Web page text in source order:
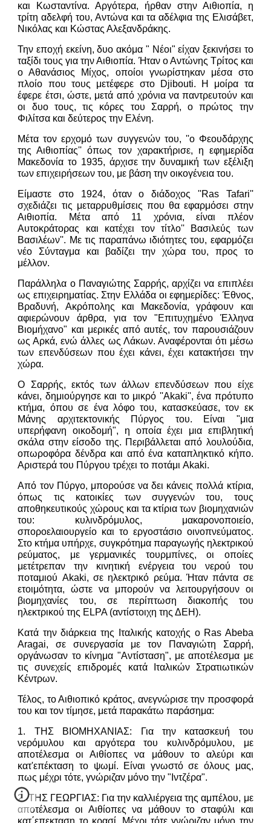
και Κωσταντίνα. Αργότερα, ήρθαν στην Αιθιοπία, η
τρίτη αδελφή του, Αντώνα και τα αδέλφια της Ελισάβετ,
Νικόλας και Κώστας Αλεξανδράκης.
Την εποχή εκείνη, δυο ακόμα " Νέοι" είχαν ξεκινήσει το
ταξίδι τους για την Αιθιοπία. Ήταν ο Αντώνης Τρίτος και
ο Αθανάσιος Μίχος, οποίοι γνωρίστηκαν μέσα στο
πλοίο που τους μετέφερε στο Djibouti. Η μοίρα τα
έφερε έτσι, ώστε, μετά από χρόνια να παντρευτούν και
οι δυο τους, τις κόρες του Σαρρή, ο πρώτος την
Φιλίτσα και δεύτερος την Ελένη.
Μέτα τον ερχομό των συγγενών του, ''ο Φεουδάρχης
της Αιθιοπίας'' όπως τον χαρακτήρισε, η εφημερίδα
Μακεδονία το 1935, άρχισε την δυναμική των εξέλιξη
των επιχειρήσεων του, με βάση την οικογένεια του.
Είμαστε στο 1924, όταν ο διάδοχος ''Ras Tafari''
σχεδιάζει τις μεταρρυθμίσεις που θα εφαρμόσει στην
Αιθιοπία. Μέτα από 11 χρόνια, είναι πλέον
Αυτοκράτορας και κατέχει τον τίτλο'' Βασιλεύς των
Βασιλέων''. Με τις παραπάνω ιδιότητες του, εφαρμόζει
νέο Σύνταγμα και βαδίζει την χώρα του, προς το
μέλλον.
Παράλληλα ο Παναγιώτης Σαρρής, αρχίζει να επιπλέει
ως επιχειρηματίας. Στην Ελλάδα οι εφημερίδες: Έθνος,
Βραδυνή, Ακρόπολης και Μακεδονία, γράφουν και
αφιερώνουν άρθρα, για τον "Επιτυχημένο Έλληνα
Βιομήχανο" και μερικές από αυτές, τον παρουσιάζουν
ως Αρκά, ενώ άλλες ως Λάκων. Αναφέρονται ότι μέσω
των επενδύσεων που έχει κάνει, έχει κατακτήσει την
χώρα.
Ο Σαρρής, εκτός των άλλων επενδύσεων που είχε
κάνει, δημιούργησε και το μικρό ''Akaki'', ένα πρότυπο
κτήμα, όπου σε ένα λόφο του, κατασκεύασε, τον εκ
Μάνης αρχιτεκτονικής Πύργος του. Είναι "μια
υπερήφανη οικοδομή", η οποία έχει μια επιβλητική
σκάλα στην είσοδο της. Περιβάλλεται από λουλούδια,
οπωροφόρα δένδρα και από ένα καταπληκτικό κήπο.
Αριστερά του Πύργου τρέχει το ποτάμι Akaki.
Από τον Πύργο, μπορούσε να δει κάνεις πολλά κτίρια,
όπως τις κατοικίες των συγγενών του, τους
αποθηκευτικούς χώρους και τα κτίρια των βιομηχανιών
του: κυλινδρόμυλος, μακαρονοποιείο,
σποροελαιουργείο και το εργοστάσιο οινοπνεύματος.
Στο κτήμα υπήρχε, συγκρότημα παραγωγής ηλεκτρικού
ρεύματος, με γερμανικές τουρμπίνες, οι οποίες
μετέτρεπαν την κινητική ενέργεια του νερού του
ποταμιού Akaki, σε ηλεκτρικό ρεύμα. Ήταν πάντα σε
ετοιμότητα, ώστε να μπορούν να λειτουργήσουν οι
βιομηχανίες του, σε περίπτωση διακοπής του
ηλεκτρικού της ELPA (αντίστοιχη της ΔΕΗ).
Κατά την διάρκεια της Ιταλικής κατοχής o Ras Abeba
Aragai, σε συνεργασία με τον Παναγιώτη Σαρρή,
οργάνωσαν το κίνημα "Αντίσταση", με αποτέλεσμα με
τις συνεχείς επιδρομές κατά Ιταλικών Στρατιωτικών
Κέντρων.
Τέλος, το Αιθιοπικό κράτος, ανεγνώρισε την προσφορά
του και τον τίμησε, μετά παρακάτω παράσημα:
1. ΤΗΣ ΒΙΟΜΗΧΑΝΙΑΣ: Για την κατασκευή του
νερόμυλου και αργότερα του κυλινδρόμυλου, με
αποτέλεσμα οι Αιθίοπες να μάθουν το αλεύρι και
κατ'επέκταση το ψωμί. Είναι γνωστό σε όλους μας,
πως μέχρι τότε, γνώριζαν μόνο την "Ιντζέρα".
2. ΤΗΣ ΓΕΩΡΓΙΑΣ: Για την καλλιέργεια της αμπέλου, με
αποτέλεσμα οι Αιθίοπες να μάθουν το σταφύλι και
κατ΄επεκταση το κρασί. Μέχρι τότε γνώριζαν μόνο την